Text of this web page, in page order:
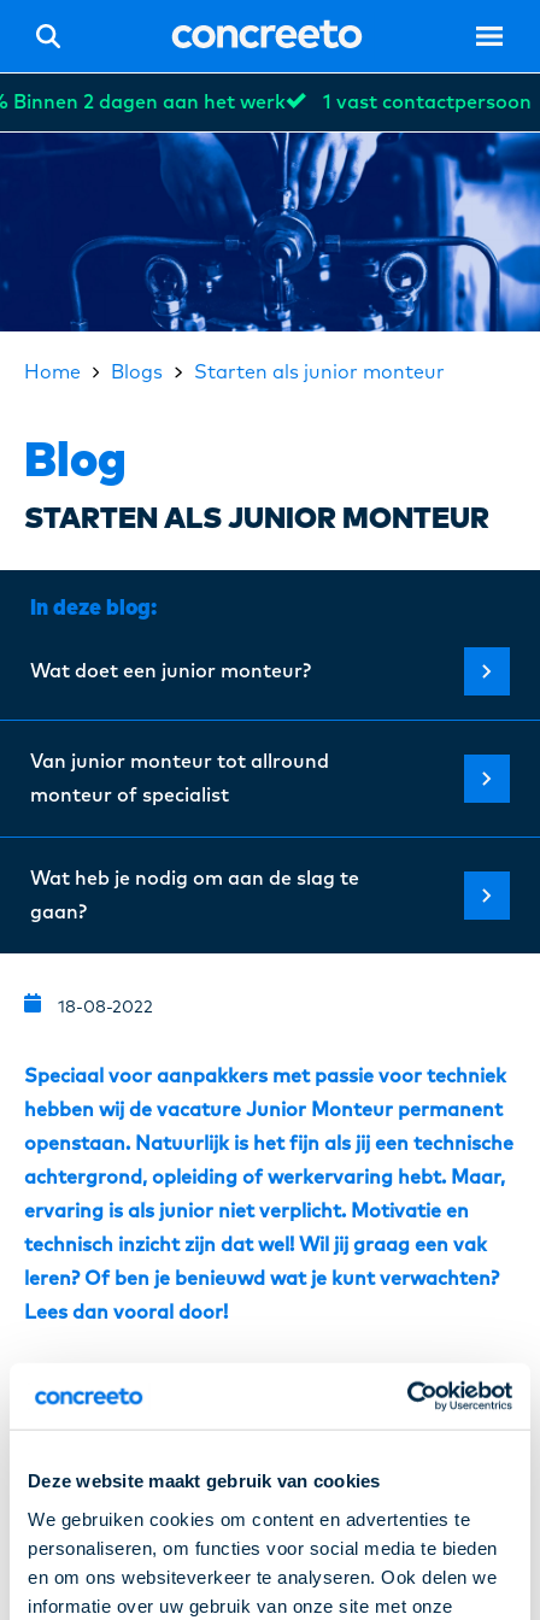
Deze website maakt gebruik van cookies
We gebruiken cookies om content en advertenties te
personaliseren, om functies voor social media te bieden
en om ons websiteverkeer te analyseren. Ook delen we
informatie over uw gebruik van onze site met onze
2 dagen aan het werk 1 vast contactpersoon
Onze
FAQ
Home Blogs Starten als junior monteur
Blog
STARTEN ALS JUNIOR MONTEUR
In deze blog:
Wat doet een junior monteur?
Van junior monteur tot allround
monteur of specialist
Wat heb je nodig om aan de slag te
gaan?
18-08-2022
Speciaal voor aanpakkers met passie voor techniek
hebben wij de vacature Junior Monteur permanent
openstaan. Natuurlijk is het fijn als jij een technische
achtergrond, opleiding of werkervaring hebt. Maar,
ervaring is als junior niet verplicht. Motivatie en
technisch inzicht zijn dat wel! Wil jij graag een vak
leren? Of ben je benieuwd wat je kunt verwachten?
Lees dan vooral door!
Wat doet een junior
monteur?
Een Junior Monteur monteert, onderhoudt en
repareert machines en apparaten. Jij zorgt dat alle
techniek werkt zoals het hoort. Wat je precies gaat